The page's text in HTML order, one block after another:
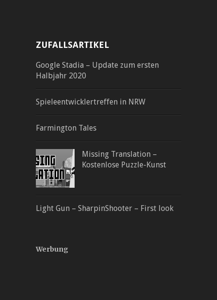
ZUFALLSARTIKEL
Google Stadia – Update zum ersten
Halbjahr 2020
Spieleentwicklertreffen in NRW
Farmington Tales
Missing Translation –
Kostenlose Puzzle-Kunst
Light Gun – SharpinShooter – First look
Werbung